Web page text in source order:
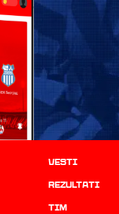
Vesti
rezultati
TIM